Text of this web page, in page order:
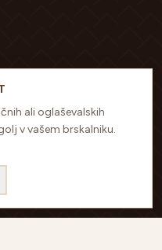
ali oglaševalskih
v vašem brskalniku.